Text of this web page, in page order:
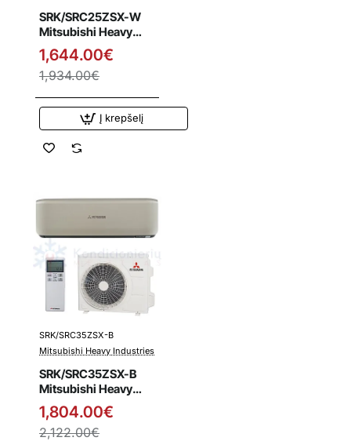
SRK/SRC25ZSX-W
Mitsubishi Heavy
Industries 2.5/3.2
kW šilumos siurblys
1,644.00€
1,934.00€
Į krepšelį
Išpardavimas
SRK/SRC35ZSX-B
Mitsubishi Heavy Industries
SRK/SRC35ZSX-B
Mitsubishi Heavy
Industries 3.5/4.3
kW šilumos siurblys
1,804.00€
2,122.00€